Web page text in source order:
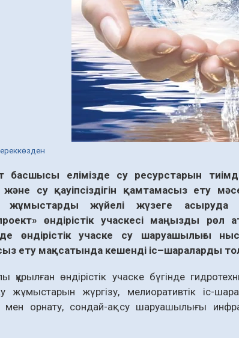
басшысы елімізде су ресурстарын
және су қауіпсіздігін қамтамасыз ету
жұмыстарды жүйелі жүзеге асыруда
»өндірістік учаскесі маңызды рөл
өндірістік учаске су шаруашылығы
ету мақсатында кешенді іс–шараларды
құрылған өндірістік учаске бүгінде
жұмыстарын жүргізу, мелиоративтік іс-
мен орнату, сондай-ақ су шаруашылығы